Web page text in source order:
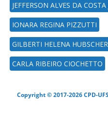
JEFFERSON ALVES DA
IONARA REGINA PIZZUTTI
GILBERTI HELENA
CARLA RIBEIRO CIOCHETTO
Copyright © 2017-2026 CPD-